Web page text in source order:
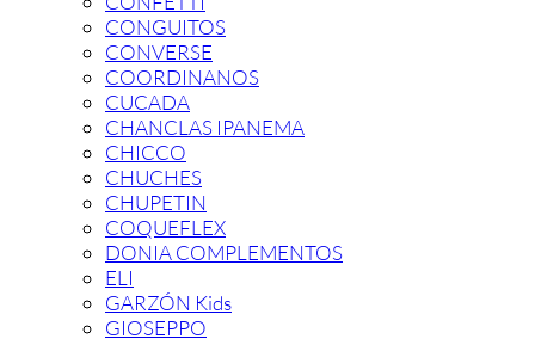
CONGUITOS
CONVERSE
COORDINANOS
CUCADA
CHANCLAS IPANEMA
CHICCO
CHUCHES
CHUPETIN
COQUEFLEX
DONIA COMPLEMENTOS
ELI
GARZÓN Kids
GIOSEPPO